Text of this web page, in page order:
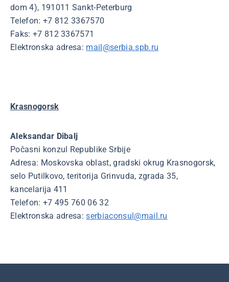
dom 4), 191011 Sankt-Peterburg
Telefon: +7 812 3367570
Faks: +7 812 3367571
Elektronska adresa: mail@serbia.spb.ru
Krasnogorsk
Aleksandar Dibalj
Počasni konzul Republike Srbije
Adresa: Moskovska oblast, gradski okrug Krasnogorsk,
selo Putilkovo, teritorija Grinvuda, zgrada 35,
kancelarija 411
Telefon: +7 495 760 06 32
Elektronska adresa:serbiaconsul@mail.ru